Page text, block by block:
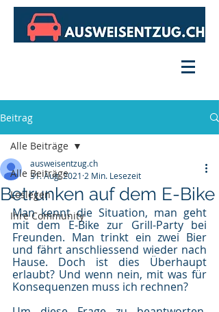
Beitrag
Alle Beiträge
Loslegen
Ihre Community
Alle Beiträge
Betrunken auf dem E-Bike
ausweisentzug.ch
31. Aug. 2021 2 Min. Lesezeit
Man kennt die Situation, man geht
mit dem E-Bike zur Grill-Party bei
Freunden. Man trinkt ein zwei Bier
und fährt anschliessend wieder nach
Hause. Doch ist dies Überhaupt
erlaubt? Und wenn nein, mit was für
Konsequenzen muss ich rechnen?